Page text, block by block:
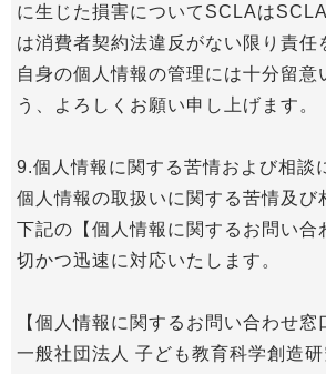
に生じた損害についてSCLAは
は消費者契約法違反がない限り責任
自身の個人情報の管理には十分留意
う、よろしくお願い申し上げます。
9.個人情報に関する苦情および相談
個人情報の取扱いに関する苦情及び
下記の【個人情報に関するお問い合
切かつ迅速に対応いたします。
【個人情報に関するお問い合わせ窓
一般社団法人 子ども教育科学創造